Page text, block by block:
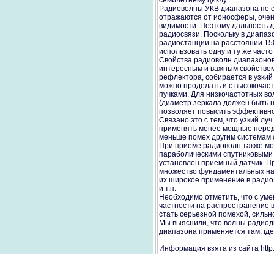
Радиоволны УКВ диапазона по
отражаются от ионосферы,
видимости. Поэтому дальность
радиосвязи. Поскольку в
радиостанции на расстоянии
использовать одну и ту же
Свойства радиоволн
интересным и важным
рефлектора, собирается в
можно проделать и с
пучками. Для низкочастотных
(диаметр зеркала должен быть
позволяет повысить
Связано это с тем, что узкий
применять менее мощные
меньше помех другим системам
При приеме радиоволн также
параболическими
установлен приемный датчик.
множество фундаментальных
их широкое применение в
и т.п.
Необходимо отметить, что с
частности на распространение
стать серьезной помехой,
Мы выяснили, что волны
диапазона применяется там,
Информация взята из сайта